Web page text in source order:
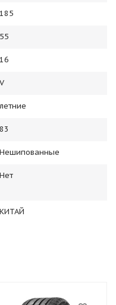
185
55
16
V
летние
83
Нешипованные
Нет
КИТАЙ